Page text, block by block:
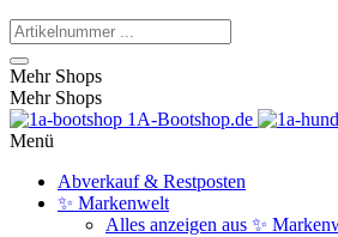
Mehr Shops
Mehr Shops
1A-Bootshop.de
Menü
Abverkauf & Restposten
✨ Markenwelt
Alles anzeigen aus ✨